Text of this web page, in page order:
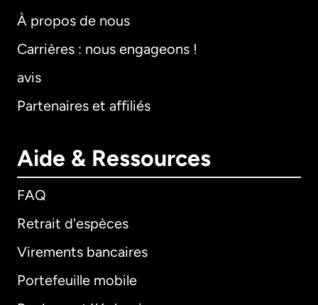
À propos de nous
Carrières : nous engageons !
avis
Partenaires et affiliés
Aide & Ressources
FAQ
Retrait d'espèces
Virements bancaires
Portefeuille mobile